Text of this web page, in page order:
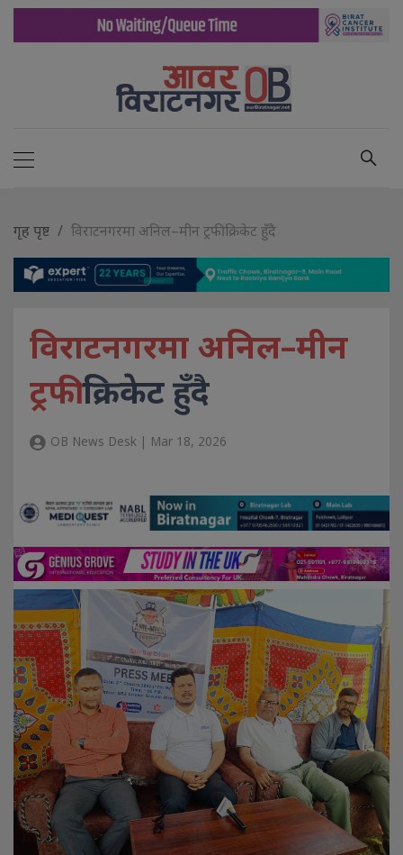
गृह पृष्ट विराटनगरमा अनिल–मीन ट्रफी क्रिकेट हुँदै
विराटनगरमा अनिल–मीन
ट्रफीक्रिकेट हुँदै
OB News Desk | Mar 18, 2026